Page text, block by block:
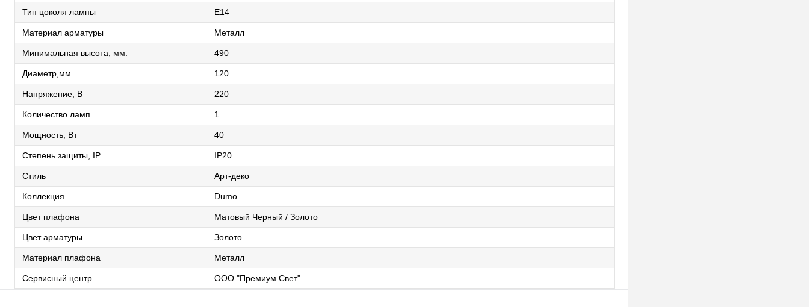
Тип цоколя лампы E14
Материал арматуры Металл
Минимальная высота, мм: 490
Диаметр,мм 120
Напряжение, В 220
Количество ламп 1
Мощность, Вт 40
Степень защиты, IP IP20
Стиль Арт-деко
Коллекция Dumo
Цвет плафона Матовый Черный / Золото
Цвет арматуры Золото
Материал плафона Металл
Сервисный центр ООО "Премиум Свет"